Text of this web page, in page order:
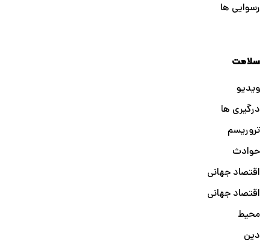
رسوایی ها
سلامت
ویدیو
درگیری ها
تروریسم
حوادث
اقتصاد جهانی
اقتصاد جهانی
محیط
دین